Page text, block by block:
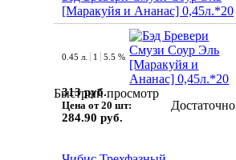
[Маракуйя и Ананас] 0,45л.*20
Быстрый просмотр
0.45 л. 1 5.5 %
313 руб.
Цена от 20 шт:
284.90 руб.
Достаточно